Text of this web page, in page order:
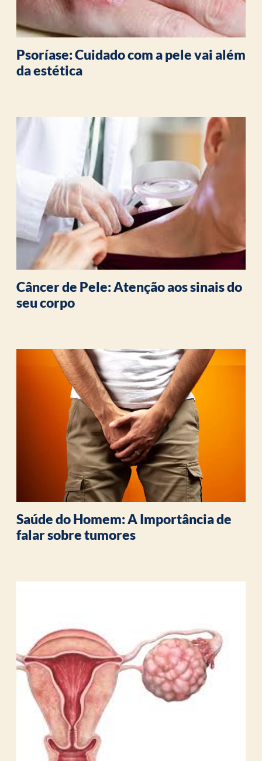
Psoríase: Cuidado com a pele vai além
da estética
Câncer de Pele: Atenção aos sinais do
seu corpo
Saúde do Homem: A Importância de
falar sobre tumores